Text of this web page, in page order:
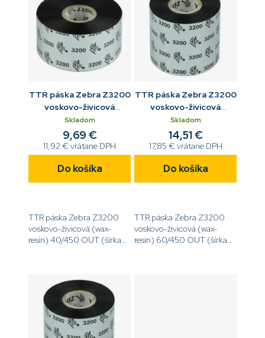
TTR páska Zebra Z3200
voskovo-živicová
40/450 OUT
Skladom
11,92 € vrátane DPH
9,69 €
Do košíka
TTR páska Zebra Z3200
voskovo-živicová (wax-
resin) 40/450 OUT (šírka
TTR páska Zebra Z3200
voskovo-živicová
60/450 OUT
Skladom
17,85 € vrátane DPH
14,51 €
Do košíka
TTR páska Zebra Z3200
voskovo-živicová (wax-
resin) 60/450 OUT (šírka